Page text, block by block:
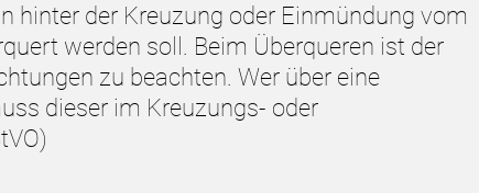
hinter der Kreuzung oder Einmündung vom
werden soll. Beim Überqueren ist der
zu beachten. Wer über eine
dieser im Kreuzungs- oder